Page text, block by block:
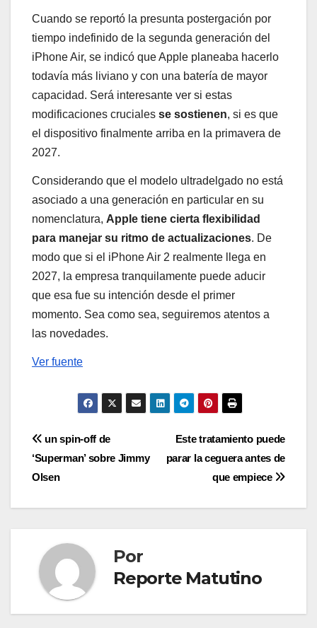
Cuando se reportó la presunta postergación por
tiempo indefinido de la segunda generación del
iPhone Air, se indicó que Apple planeaba hacerlo
todavía más liviano y con una batería de mayor
capacidad. Será interesante ver si estas
modificaciones cruciales se sostienen, si es que
el dispositivo finalmente arriba en la primavera de
2027.
Considerando que el modelo ultradelgado no está
asociado a una generación en particular en su
nomenclatura, Apple tiene cierta flexibilidad
para manejar su ritmo de actualizaciones. De
modo que si el iPhone Air 2 realmente llega en
2027, la empresa tranquilamente puede aducir
que esa fue su intención desde el primer
momento. Sea como sea, seguiremos atentos a
las novedades.
Ver fuente
Navegación
de
entradas
Este tratamiento puede
parar la ceguera antes de
que empiece
un spin-off de
‘Superman’ sobre Jimmy
Olsen
Por
Reporte Matutino